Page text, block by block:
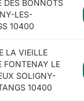
DES BONNOTS
LES-
10400
LA VIEILLE
FONTENAY LE
SOLIGNY-
10400